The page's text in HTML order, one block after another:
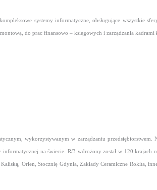
systemy informatyczne, obsługujące wszystkie
do prac finansowo – księgowych i zarządzania kadrami
wykorzystywanym w zarządzaniu
na świecie. R/3 wdrożony został w 120
Orlen, Stocznię Gdynia, Zakłady Ceramiczne Rokita,